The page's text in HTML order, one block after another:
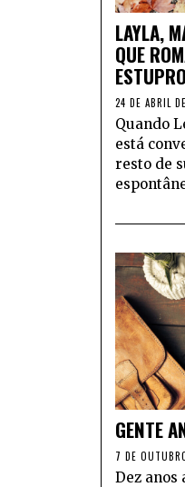
LAYLA,
QUE
ESTUPRO
24 DE ABRIL
Quando
está
resto de
GENTE
7 DE
Dez anos